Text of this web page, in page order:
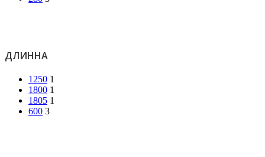
ДЛИННА
1250 1
1800 1
1805 1
600 3